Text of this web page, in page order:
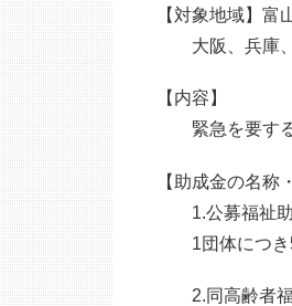
【対象地域】富
大阪、兵庫、
【内容】
緊急を要する
【助成金の名称
1.公募福祉助
1団体につき
2.同高齢者福